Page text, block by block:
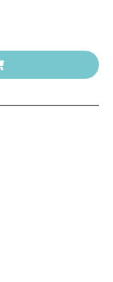
quantité